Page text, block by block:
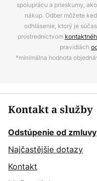
spoluprácu a prieskumy,
nákup. Odber môžete
odhlásenie, ktorý je
prostredníctvom
pravidlách
*minimálna hodnota
Kontakt a služby
Odstúpenie od zmluvy
Najčastějšie dotazy
Kontakt